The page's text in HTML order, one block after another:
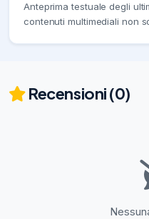
SYNERGIE ITALIA
Biella
Valtournenche - Aosta
Anteprima testuale degli
contenuti multimediali non
Recensioni (0)